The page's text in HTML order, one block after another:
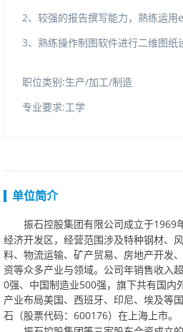
2、较强的报告撰写能力，熟练运用
3、熟练操作制图软件进行二维图纸
职位类别:生产/加工/制造
专业要求:工学
单位简介
振石控股集团有限公司成立于1969
经济开发区，经营范围涉及特种钢材、
料、物流运输、矿产贸易、房地产开发
资等众多产业与领域。公司年销售收入
0强、中国制造业500强，旗下共有国内
产业布局美国、西班牙、印尼、埃及等
石（股票代码： 600176）在上海上市。